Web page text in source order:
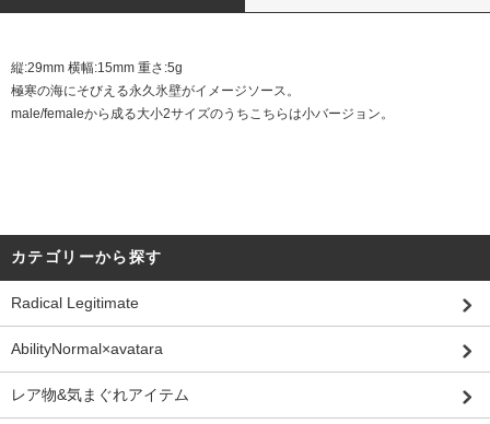
縦:29mm 横幅:15mm 重さ:5g
極寒の海にそびえる永久氷壁がイメージソース。
male/femaleから成る大小2サイズのうちこちらは小バージョン。
カテゴリーから探す
Radical Legitimate
AbilityNormal×avatara
レア物&気まぐれアイテム